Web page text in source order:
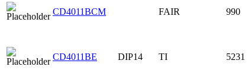
CD4011BCM FAIR 990
CD4011BE DIP14 TI 5231